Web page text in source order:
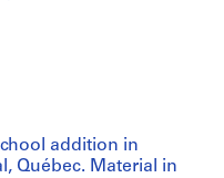
addition in
Québec. Material in